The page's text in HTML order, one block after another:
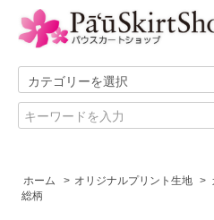
ホーム > オリジナルプリント生地 >
総柄